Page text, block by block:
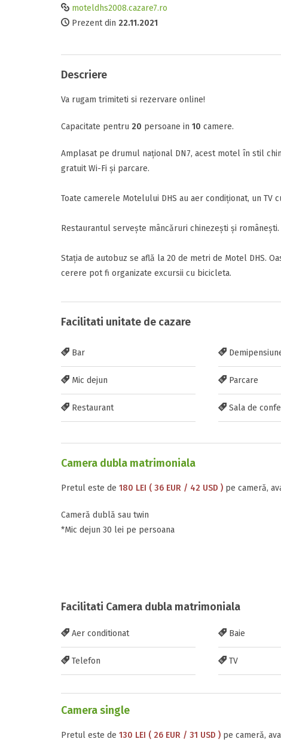
moteldhs2008.cazare7.ro
Prezent din 22.11.2021
Descriere
Va rugam trimiteti si rezervare online!
Capacitate pentru 20 persoane in 10 camere.
Amplasat pe drumul naţional DN7, acest motel în stil
gratuit Wi-Fi şi parcare.
Toate camerele Motelului DHS au aer condiţionat, un TV
Restaurantul serveşte mâncăruri chinezeşti şi
Staţia de autobuz se află la 20 de metri de Motel DHS.
cerere pot fi organizate excursii cu bicicleta.
Facilitati unitate de cazare
Bar
Mic dejun Parcare
Restaurant Sala de
Camera dubla matrimoniala
Pretul este de 180 LEI ( 36 EUR / 42 USD ) pe cameră,
Cameră dublă sau twin
*Mic dejun 30 lei pe persoana
Facilitati Camera dubla matrimoniala
Aer conditionat Baie
Telefon TV
Camera single
Pretul este de 130 LEI ( 26 EUR / 31 USD ) pe cameră,
Facilitati
Termeni si
Adauga recenzia
Mesajul D-voasta
Inscrieti-va